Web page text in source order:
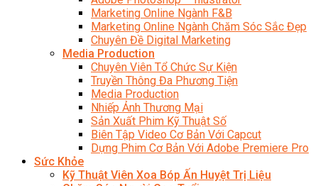
Marketing Online Ngành F&B
Marketing Online Ngành Chăm Sóc Sắc Đẹp
Chuyên Đề Digital Marketing
Media Production
Chuyên Viên Tổ Chức Sự Kiện
Truyền Thông Đa Phương Tiện
Media Production
Nhiếp Ảnh Thương Mại
Sản Xuất Phim Kỹ Thuật Số
Biên Tập Video Cơ Bản Với Capcut
Dựng Phim Cơ Bản Với Adobe Premiere Pro
Sức Khỏe
Kỹ Thuật Viên Xoa Bóp Ấn Huyệt Trị Liệu